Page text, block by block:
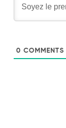
0 COMMENTS